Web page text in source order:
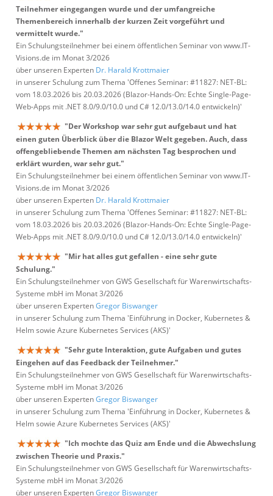
Teilnehmer eingegangen wurde und der umfangreiche
Themenbereich innerhalb der kurzen Zeit vorgeführt und
vermittelt wurde."
Ein Schulungsteilnehmer bei einem öffentlichen Seminar von www.IT-
Visions.de im Monat 3/2026
über unseren Experten Dr. Harald Krottmaier
in unserer Schulung zum Thema 'Offenes Seminar: #11827: NET-BL:
vom 18.03.2026 bis 20.03.2026 (Blazor-Hands-On: Echte Single-Page-
Web-Apps mit .NET 8.0/9.0/10.0 und C# 12.0/13.0/14.0 entwickeln)'
"Der Workshop war sehr gut aufgebaut und hat
einen guten Überblick über die Blazor Welt gegeben. Auch, dass
offengebliebende Themen am nächsten Tag besprochen und
erklärt wurden, war sehr gut."
Ein Schulungsteilnehmer bei einem öffentlichen Seminar von www.IT-
Visions.de im Monat 3/2026
über unseren Experten Dr. Harald Krottmaier
in unserer Schulung zum Thema 'Offenes Seminar: #11827: NET-BL:
vom 18.03.2026 bis 20.03.2026 (Blazor-Hands-On: Echte Single-Page-
Web-Apps mit .NET 8.0/9.0/10.0 und C# 12.0/13.0/14.0 entwickeln)'
"Mir hat alles gut gefallen - eine sehr gute
Schulung."
Ein Schulungsteilnehmer von GWS Gesellschaft für Warenwirtschafts-
Systeme mbH im Monat 3/2026
über unseren ExpertenGregor Biswanger
in unserer Schulung zum Thema 'Einführung in Docker, Kubernetes &
Helm sowie Azure Kubernetes Services (AKS)'
"Sehr gute Interaktion, gute Aufgaben und gutes
Eingehen auf das Feedback der Teilnehmer."
Ein Schulungsteilnehmer von GWS Gesellschaft für Warenwirtschafts-
Systeme mbH im Monat 3/2026
über unseren ExpertenGregor Biswanger
in unserer Schulung zum Thema 'Einführung in Docker, Kubernetes &
Helm sowie Azure Kubernetes Services (AKS)'
"Ich mochte das Quiz am Ende und die Abwechslung
zwischen Theorie und Praxis."
Ein Schulungsteilnehmer von GWS Gesellschaft für Warenwirtschafts-
Systeme mbH im Monat 3/2026
über unseren ExpertenGregor Biswanger